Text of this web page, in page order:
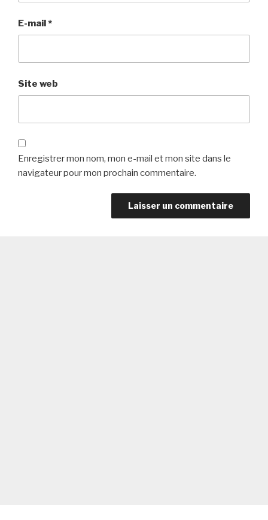
E-mail*
Site web
Enregistrer mon nom, mon e-mail et mon site dans le
navigateur pour mon prochain commentaire.